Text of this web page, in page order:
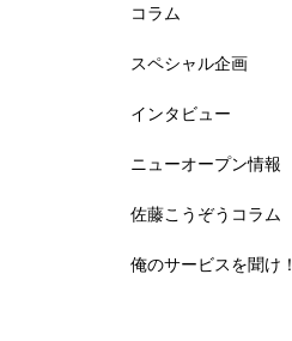
コラム
スペシャル企画
インタビュー
ニューオープン情報
佐藤こうぞうコラム
俺のサービスを聞け！